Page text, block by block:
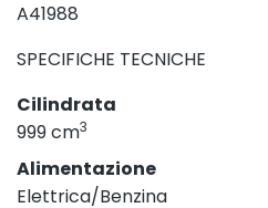
A41988
SPECIFICHE TECNICHE
Cilindrata
999 cm3
Alimentazione
Elettrica/Benzina